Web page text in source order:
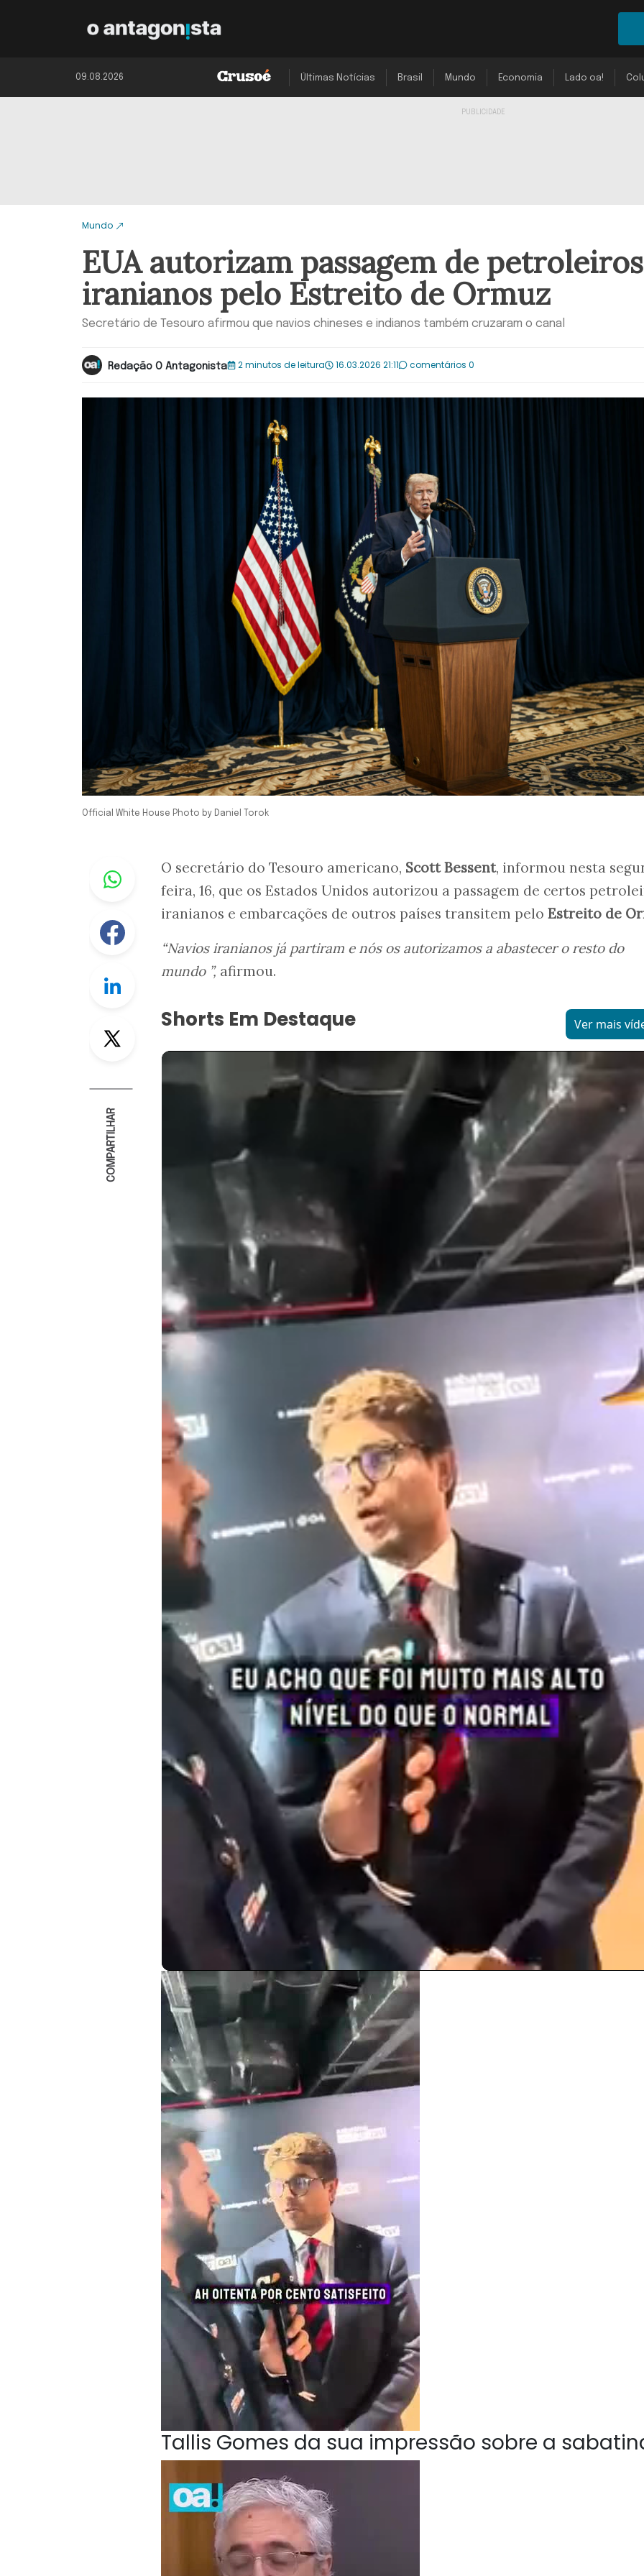
09.08.2026 Últimas Notícias Brasil Mundo Economia Lado oa!
Mundo
EUA autorizam passagem de petroleiros
iranianos pelo Estreito de Ormuz
Secretário de Tesouro afirmou que navios chineses e indianos também cruzaram o canal
Redação O Antagonista 2 minutos de leitura 16.03.2026 21:11 comentários 0
Official White House Photo by Daniel Torok
Whastapp
Facebook
Linkedin
Twitter
COMPARTILHAR
O secretário do Tesouro americano, Scott Bessent, informou nesta
feira, 16, que os Estados Unidos autorizou a passagem de certos
iranianos e embarcações de outros países transitem pelo Estreito de
“Navios iranianos já partiram e nós os autorizamos a abastecer o resto do
mundo ”, afirmou.
Shorts Em Destaque Ver mais
Tallis Gomes da sua impressão sobre a